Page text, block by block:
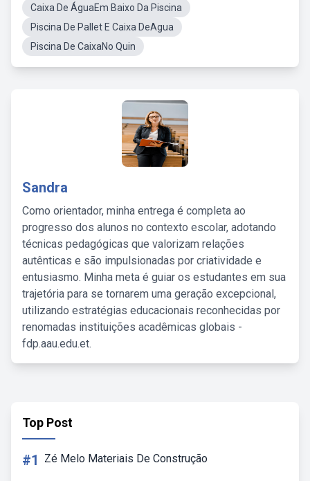
Caixa De ÁguaEm Baixo Da Piscina
Piscina De Pallet E Caixa DeAgua
Piscina De CaixaNo Quin
Sandra
Como orientador, minha entrega é completa ao
progresso dos alunos no contexto escolar, adotando
técnicas pedagógicas que valorizam relações
autênticas e são impulsionadas por criatividade e
entusiasmo. Minha meta é guiar os estudantes em sua
trajetória para se tornarem uma geração excepcional,
utilizando estratégias educacionais reconhecidas por
renomadas instituições acadêmicas globais -
fdp.aau.edu.et.
Top Post
#1 Zé Melo Materiais De Construção